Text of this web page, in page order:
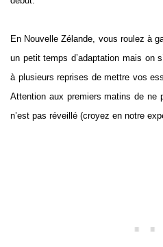
En Nouvelle Zélande, vous roulez à
un petit temps d’adaptation mais on
à plusieurs reprises de mettre vos
Attention aux premiers matins de ne
n’est pas réveillé (croyez en notre